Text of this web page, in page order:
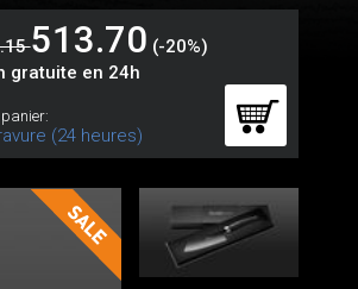
513.70 (-20%)
gratuite en 24h
(24 heures)